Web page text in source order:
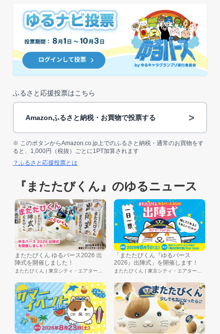
ふるさと応援投票はこちら
Amazonふるさと納税・お買物で投票する >
※ このボタンからAmazon.co.jp上でのふるさと納税・通常のお買物をす
ると、1,000円（税抜）ごとに1PT加算されます
？ふるさと応援投票とは
『またたびくん』のゆるニュース
またたびくん ゆるバース2026 出
陣式を開催しました！
「またたびくん『ゆるバース
2026』出陣式」を開催します！